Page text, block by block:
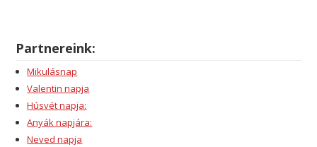
Partnereink:
Mikulásnap
Valentin napja
Húsvét napja:
Anyák napjára:
Neved napja